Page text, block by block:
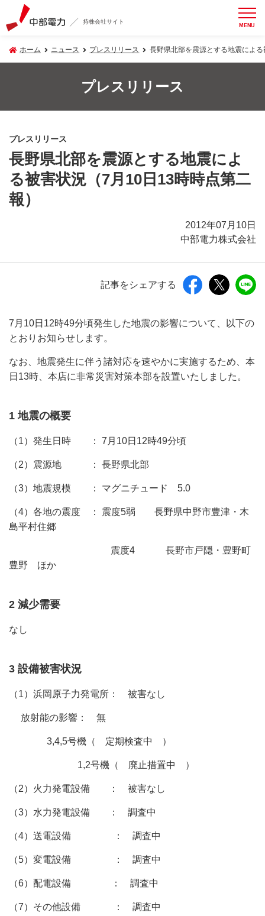
持株会社サイト MENU
ホーム ニュース プレスリリース 長野県北部を震源とする地震によ
プレスリリース
プレスリリース
長野県北部を震源とする地震によ
る被害状況（7月10日13時時点第二
報）
2012年07月10日
中部電力株式会社
記事をシェアする
7月10日12時49分頃発生した地震の影響について、以下の
とおりお知らせします。
なお、地震発生に伴う諸対応を速やかに実施するため、本
日13時、本店に非常災害対策本部を設置いたしました。
1 地震の概要
（1）発生日時 ： 7月10日12時49分頃
（2）震源地 ： 長野県北部
（3）地震規模 ： マグニチュード 5.0
（4）各地の震度 ： 震度5弱 長野県中野市豊津・木
島平村住郷
震度4 長野市戸隠・豊野町
豊野 ほか
2 減少需要
なし
3 設備被害状況
（1）浜岡原子力発電所： 被害なし
放射能の影響： 無
3,4,5号機（ 定期検査中 ）
1,2号機（ 廃止措置中 ）
（2）火力発電設備 ： 被害なし
（3）水力発電設備 ： 調査中
（4）送電設備 ： 調査中
（5）変電設備 ： 調査中
（6）配電設備 ： 調査中
（7）その他設備 ： 調査中